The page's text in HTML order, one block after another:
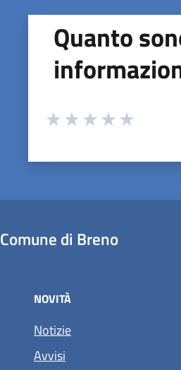
Quanto
Valuta da 1 a 5 stelle la pagina
Comune di Breno
NOVITÀ
Notizie
Avvisi